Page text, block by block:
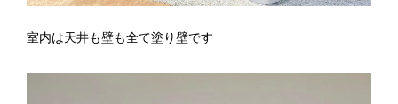
室内は天井も壁も全て塗り壁です